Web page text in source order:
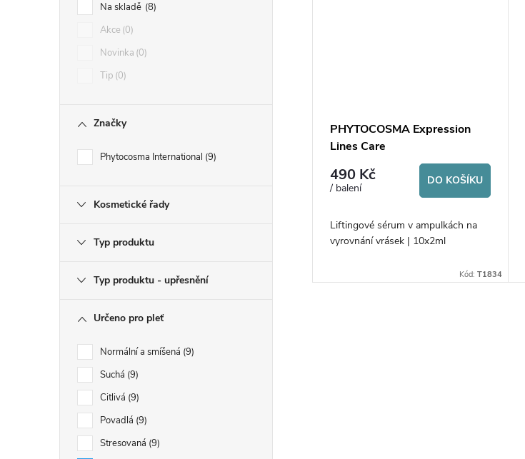
Na skladě 8
Akce 0
Novinka 0
Tip 0
Značky
Phytocosma International 9
Kosmetické řady
Typ produktu
Typ produktu - upřesnění
Určeno pro pleť
Normální a smíšená 9
Suchá 9
Citlivá 9
Povadlá 9
Stresovaná 9
PHYTOCOSMA Expression
Lines Care
490 Kč
/ balení
DO KOŠÍKU
Liftingové sérum v ampulkách na
vyrovnání vrásek | 10x2ml
Kód:T1834